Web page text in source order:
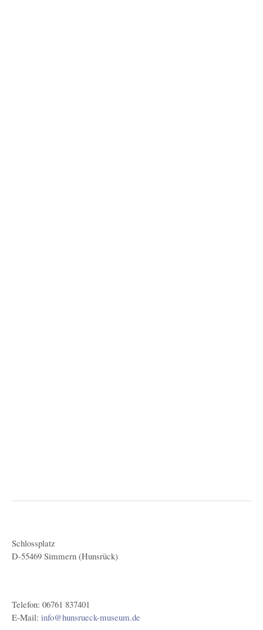
Schlossplatz
D-55469 Simmern (Hunsrück)
Telefon: 06761 837401
E-Mail: info@hunsrueck-museum.de